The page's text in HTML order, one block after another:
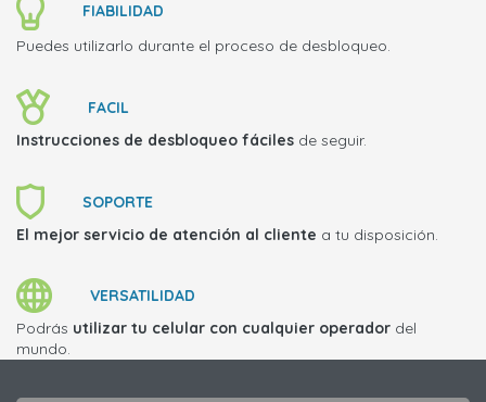
FIABILIDAD
Puedes utilizarlo durante el proceso de desbloqueo.
FACIL
Instrucciones de desbloqueo fáciles de seguir.
SOPORTE
El mejor servicio de atención al cliente a tu disposición.
VERSATILIDAD
Podrás utilizar tu celular con cualquier operador del
mundo.